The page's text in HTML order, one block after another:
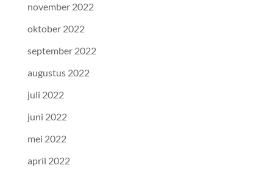
november 2022
oktober 2022
september 2022
augustus 2022
juli 2022
juni 2022
mei 2022
april 2022